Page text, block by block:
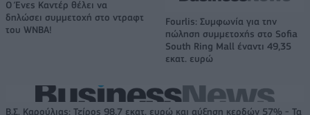
Ο Ένες Καντέρ θέλει να
δηλώσει συμμετοχή στο ντραφτ
του WNBA!
Fourlis: Συμφωνία για την
πώληση συμμετοχής στο Sofia
South Ring Mall έναντι 49,35
εκατ. ευρώ
Β.Σ. Καρούλιας: Τζίρος 98,7 εκατ. ευρώ και αύξηση κερδών 57% - Τα